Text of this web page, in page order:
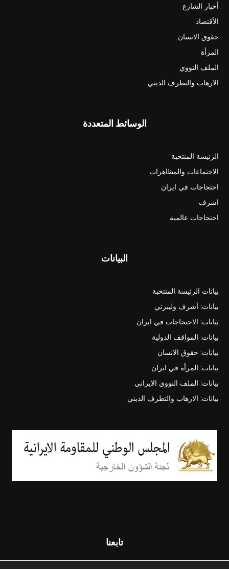
أخبار الشارع
الأقتصاد
حقوق الانسان
المرأة
الملف النووي
الارهاب والتطرف الديني
الوسائط المتعددة
الرئيسة المنتخبة
الاجتماعات والمظاهرات
احتجاجات في ايران
اشرف
احتجاجات عالمية
البيانات
بيانات الرئيسة المنتخبة
بيانات: أشرف وليبرتي
بيانات: الاحتجاجات في ايران
بيانات: المواقف الدولية
بيانات: حقوق الانسان
بيانات: المرأة في ايران
بيانات: الملف النووي الايراني
بيانات: الارهاب والتطرف الديني
تابعنا